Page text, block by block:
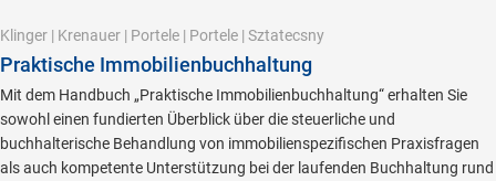
Klinger | Krenauer | Portele | Portele | Sztatecsny
Praktische Immobilienbuchhaltung
Mit dem Handbuch „Praktische Immobilienbuchhaltung“ erhalten Sie
sowohl einen fundierten Überblick über die steuerliche und
buchhalterische Behandlung von immobilienspezifischen Praxisfragen
als auch kompetente Unterstützung bei der laufenden Buchhaltung rund